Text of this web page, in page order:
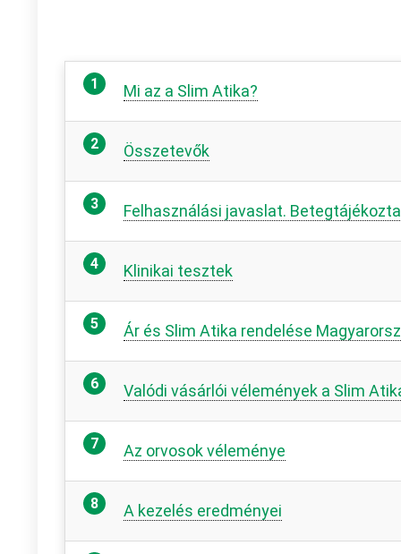
Mi az a Slim Atika?
Összetevők
Felhasználási javaslat.
Klinikai tesztek
Ár és Slim Atika rendelése
Valódi vásárlói vélemények a Slim
Az orvosok véleménye
A kezelés eredményei